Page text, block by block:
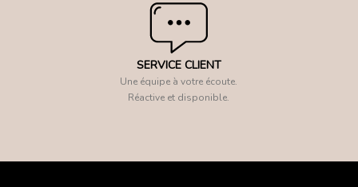
SERVICE CLIENT
Une équipe à votre écoute.
Réactive et disponible.